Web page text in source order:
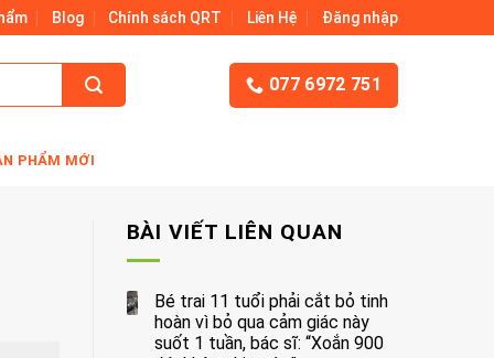
Blog Chính sách QRT Liên Hệ Đăng nhập
077 6972 751
PHẨM MỚI
BÀI VIẾT LIÊN QUAN
Bé trai 11 tuổi phải cắt bỏ tinh
hoàn vì bỏ qua cảm giác này
suốt 1 tuần, bác sĩ: “Xoắn 900